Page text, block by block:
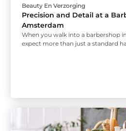
Beauty En Verzorging
Precision and Detail at a
Amsterdam
When you walk into a barbershop
expect more than just a standard